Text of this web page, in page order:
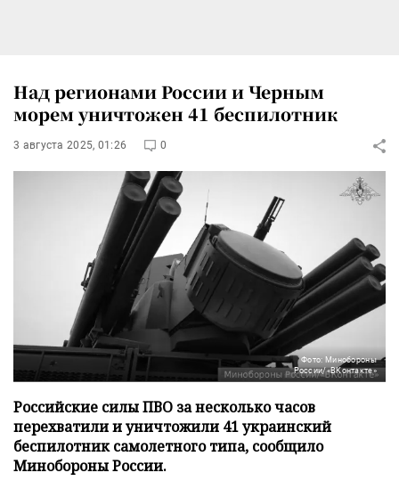
Над регионами России и Черным
морем уничтожен 41 беспилотник
3 августа 2025, 01:26 0
Фото: Минобороны
России/«ВКонтакте»
Российские силы ПВО за несколько часов
перехватили и уничтожили 41 украинский
беспилотник самолетного типа, сообщило
Минобороны России.